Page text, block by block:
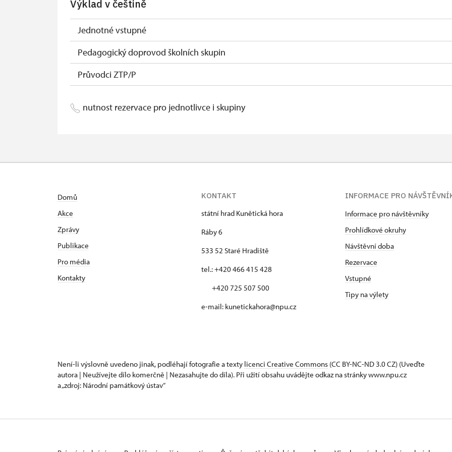
Průkaz Náš člověk (pouze držitel)
Výklad v češtině
Jednotné vstupné
Pedagogický doprovod školních skupin
Průvodci ZTP/P
nutnost rezervace pro jednotlivce i skupiny
Domů
Akce
Zprávy
Publikace
Pro média
Kontakty
KONTAKT
státní hrad Kunětická hora
Ráby 6
533 52 Staré Hradiště
tel.: +420 466 415 428
+420 725 507 500
e-mail: kunetickahora@npu.cz
INFORMACE PRO
Informace pro návštěvníky
Prohlídkové okruhy
Návštěvní doba
Rezervace
Vstupné
Tipy na výlety
Není-li výslovně uvedeno jinak, podléhají fotografie a texty licenci Creative Commons (CC BY-NC-ND 3.0 CZ) (Uveďte
autora | Neužívejte dílo komerčně | Nezasahujte do díla). Při užití obsahu uvádějte odkaz na stránky www.npu.cz
a „zdroj: Národní památkový ústav“